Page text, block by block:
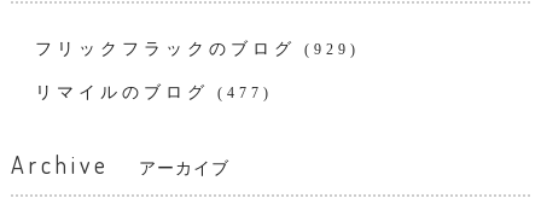
フリックフラックのブログ (929)
リマイルのブログ (477)
Archive アーカイブ